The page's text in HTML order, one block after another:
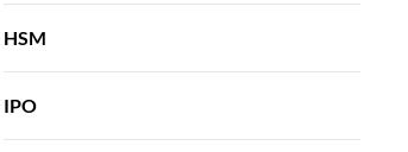
HSM
IPO